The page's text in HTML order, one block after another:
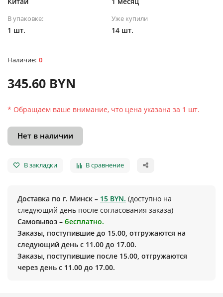
В упаковке:
1 шт.
Уже купили
14 шт.
0
345.60 BYN
* Обращаем ваше внимание, что цена указана за 1 шт.
Нет в наличии
В закладки В сравнение
Доставка по г. Минск – 15 BYN. (доступно на
следующий день после согласования заказа)
Самовывоз – бесплатно.
Заказы, поступившие до 15.00, отгружаются на
следующий день с 11.00 до 17.00.
Заказы, поступившие после 15.00, отгружаются
через день с 11.00 до 17.00.